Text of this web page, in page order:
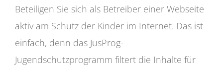
Beteiligen Sie sich als Betreiber einer Webseite
aktiv am Schutz der Kinder im Internet. Das ist
einfach, denn das JusProg-
Jugendschutzprogramm filtert die Inhalte für